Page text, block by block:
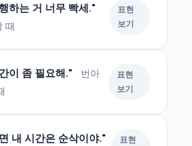
하는 거 너무 빡세."
때
표현
보기
이 좀 필요해."
번아
표현
보기
내 시간은 순삭이야."
표현